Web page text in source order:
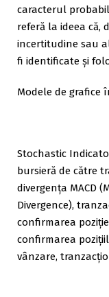
caracterul
referă la ideea că,
incertitudine sau
fi identificate și
Modele de grafice
Stochastic
bursieră de către
divergența MACD
Divergence),
confirmarea
confirmarea
vânzare,